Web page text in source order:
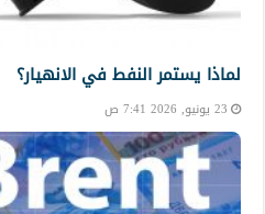
لماذا يستمر النفط في الانهيار؟
23 يونيو, 2026 7:41 ص